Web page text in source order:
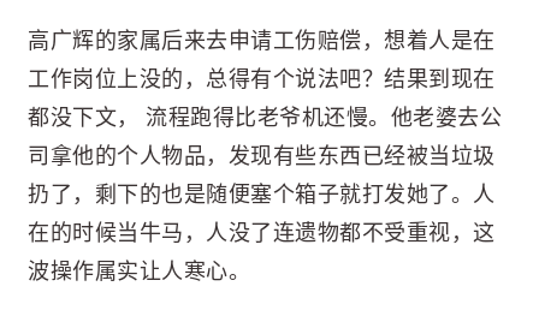
高广辉的家属后来去申请工伤赔偿，想着人是在
工作岗位上没的，总得有个说法吧？结果到现在
都没下文， 流程跑得比老爷机还慢。他老婆去公
司拿他的个人物品，发现有些东西已经被当垃圾
扔了，剩下的也是随便塞个箱子就打发她了。人
在的时候当牛马，人没了连遗物都不受重视，这
波操作属实让人寒心。